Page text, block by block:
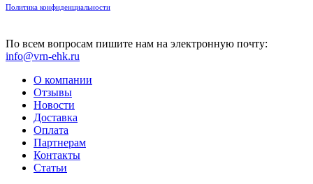
Политика конфиденциальности
По всем вопросам пишите нам на электронную почту:
info@vrn-ehk.ru
О компании
Отзывы
Новости
Доставка
Оплата
Партнерам
Контакты
Статьи